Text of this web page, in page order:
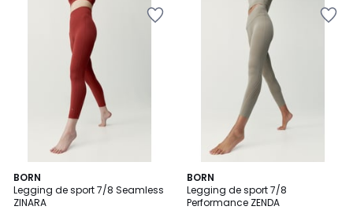
BORN
Legging de sport 7/8 Seamless
ZINARA
2
Couleurs
BORN
Legging de sport 7/8
Performance ZENDA
2
Couleurs